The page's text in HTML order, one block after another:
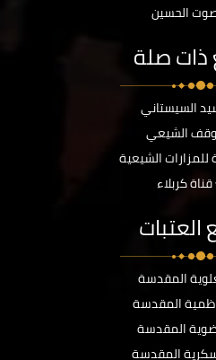
الحسين
ذات صلة
السيستاني
الشيعي
للمزارات الشيعية
كربلاء
المقدسة
المقدسة
المقدسة
المقدسة